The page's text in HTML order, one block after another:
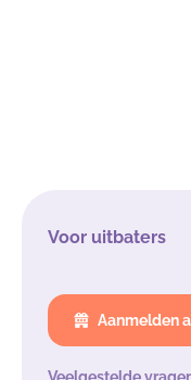
Voor uitbaters
Aanmelden